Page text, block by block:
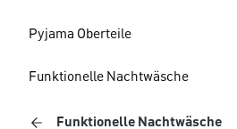
Pyjama Oberteile
Funktionelle Nachtwäsche
Funktionelle Nachtwäsche